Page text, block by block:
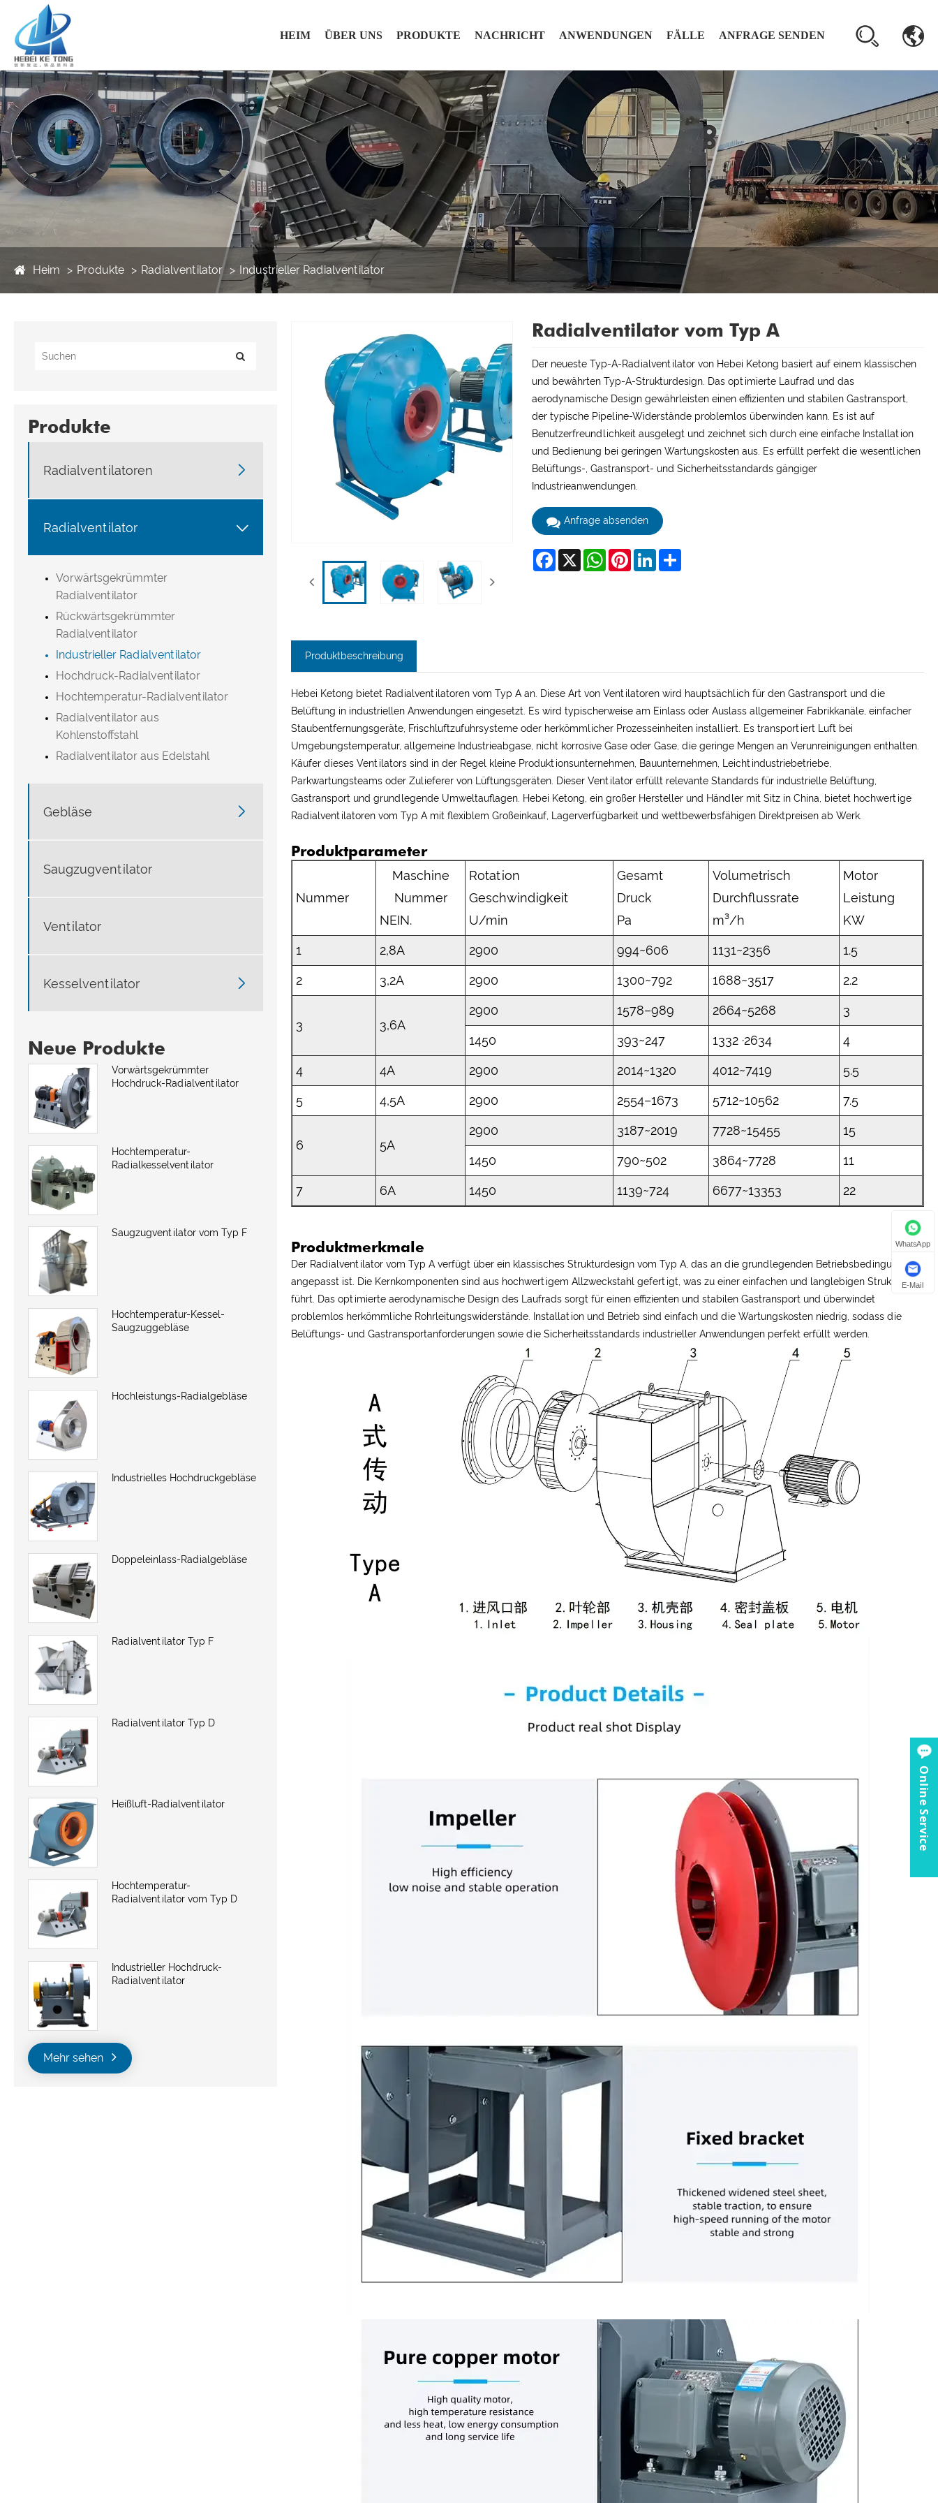
HEIM ÜBER UNS PRODUKTE NACHRICHT ANWENDUNGEN FÄLLE ANFRAGE SENDEN
Heim Produkte Radialventilator Industrieller Radialventilator
Produkte
Radialventilatoren 
Radialventilator 
Vorwärtsgekrümmter
Radialventilator
Rückwärtsgekrümmter
Radialventilator
Industrieller Radialventilator
Hochdruck-Radialventilator
Hochtemperatur-Radialventilator
Radialventilator aus
Kohlenstoffstahl
Radialventilator aus Edelstahl
Gebläse 
Saugzugventilator
Ventilator
Kesselventilator 
Neue Produkte
Vorwärtsgekrümmter
Hochdruck-Radialventilator
Hochtemperatur-
Radialkesselventilator
Saugzugventilator vom Typ F
Hochtemperatur-Kessel-
Saugzuggebläse
Hochleistungs-Radialgebläse
Industrielles Hochdruckgebläse
Doppeleinlass-Radialgebläse
Radialventilator Typ F
Radialventilator Typ D
Heißluft-Radialventilator
Hochtemperatur-
Radialventilator vom Typ D
Industrieller Hochdruck-
Radialventilator
Mehr sehen
Radialventilator vom Typ A
Der neueste Typ-A-Radialventilator von Hebei Ketong basiert auf einem klassischen
und bewährten Typ-A-Strukturdesign. Das optimierte Laufrad und das
aerodynamische Design gewährleisten einen effizienten und stabilen Gastransport,
der typische Pipeline-Widerstände problemlos überwinden kann. Es ist auf
Benutzerfreundlichkeit ausgelegt und zeichnet sich durch eine einfache Installation
und Bedienung bei geringen Wartungskosten aus. Es erfüllt perfekt die wesentlichen
Belüftungs-, Gastransport- und Sicherheitsstandards gängiger
Industrieanwendungen.
Anfrage absenden
Facebook
X WhatsAppPinterestLinkedInShare
Produktbeschreibung
Hebei Ketong bietet Radialventilatoren vom Typ A an. Diese Art von Ventilatoren wird hauptsächlich für den Gastransport und die
Belüftung in industriellen Anwendungen eingesetzt. Es wird typischerweise am Einlass oder Auslass allgemeiner Fabrikkanäle, einfacher
Staubentfernungsgeräte, Frischluftzufuhrsysteme oder herkömmlicher Prozesseinheiten installiert. Es transportiert Luft bei
Umgebungstemperatur, allgemeine Industrieabgase, nicht korrosive Gase oder Gase, die geringe Mengen an Verunreinigungen enthalten.
Käufer dieses Ventilators sind in der Regel kleine Produktionsunternehmen, Bauunternehmen, Leichtindustriebetriebe,
Parkwartungsteams oder Zulieferer von Lüftungsgeräten. Dieser Ventilator erfüllt relevante Standards für industrielle Belüftung,
Gastransport und grundlegende Umweltauflagen. Hebei Ketong, ein großer Hersteller und Händler mit Sitz in China, bietet hochwertige
Radialventilatoren vom Typ A mit flexiblem Großeinkauf, Lagerverfügbarkeit und wettbewerbsfähigen Direktpreisen ab Werk.
Produktparameter
Nummer
Maschine
Nummer
NEIN.
Rotation
Geschwindigkeit
U/min
Gesamt
Druck
Pa
Volumetrisch
Durchflussrate
m³/h
Motor
Leistung
KW
1 2,8A 2900 994~606 1131~2356 1.5
2 3,2A 2900 1300~792 1688~3517 2.2
3 3,6A
2900 1578–989 2664~5268 3
1450 393~247 1332 ·2634 4
4 4A 2900 2014~1320 4012~7419 5.5
5 4,5A 2900 2554–1673 5712~10562 7.5
6 5A
2900 3187~2019 7728~15455 15
1450 790~502 3864~7728 11
7 6A 1450 1139~724 6677~13353 22
Produktmerkmale
Der Radialventilator vom Typ A verfügt über ein klassisches Strukturdesign vom Typ A, das an die grundlegenden Betriebsbedingungen
angepasst ist. Die Kernkomponenten sind aus hochwertigem Allzweckstahl gefertigt, was zu einer einfachen und langlebigen Struktur
führt. Das optimierte aerodynamische Design des Laufrads sorgt für einen effizienten und stabilen Gastransport und überwindet
problemlos herkömmliche Rohrleitungswiderstände. Installation und Betrieb sind einfach und die Wartungskosten niedrig, sodass die
Belüftungs- und Gastransportanforderungen sowie die Sicherheitsstandards industrieller Anwendungen perfekt erfüllt werden.
WhatsApp
E-Mail
Online Service